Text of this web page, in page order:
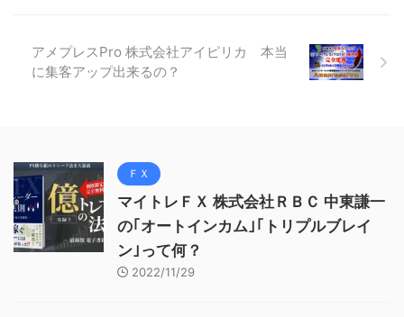
アメプレスPro 株式会社アイピリカ 本当
に集客アップ出来るの？
ＦＸ
マイトレＦＸ 株式会社ＲＢＣ 中東謙一
の｢オートインカム｣｢トリプルブレイ
ン｣って何？
2022/11/29